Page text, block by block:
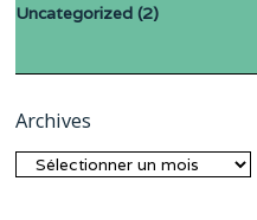
Uncategorized (2)
Archives
Archives